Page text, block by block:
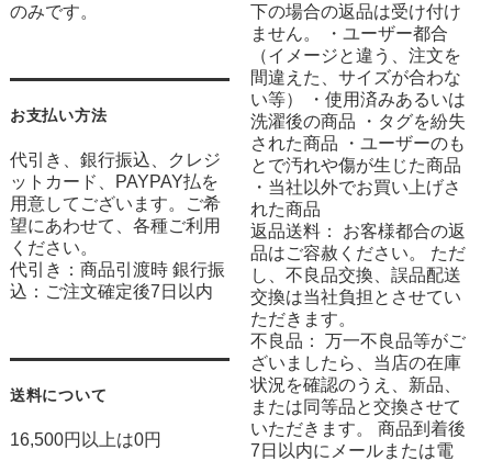
のみです。
お支払い方法
代引き、銀行振込、クレジ
ットカード、PAYPAY払を
用意してございます。ご希
望にあわせて、各種ご利用
ください。
代引き：商品引渡時 銀行振
込：ご注文確定後7日以内
送料について
16,500円以上は0円
下の場合の返品は受け付け
ません。 ・ユーザー都合
（イメージと違う、注文を
間違えた、サイズが合わな
い等） ・使用済みあるいは
洗濯後の商品 ・タグを紛失
された商品 ・ユーザーのも
とで汚れや傷が生じた商品
・当社以外でお買い上げさ
れた商品
返品送料： お客様都合の返
品はご容赦ください。 ただ
し、不良品交換、誤品配送
交換は当社負担とさせてい
ただきます。
不良品： 万一不良品等がご
ざいましたら、当店の在庫
状況を確認のうえ、新品、
または同等品と交換させて
いただきます。 商品到着後
7日以内にメールまたは電